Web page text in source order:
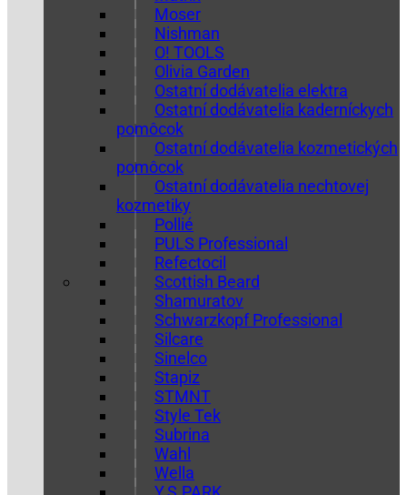
Moser
Nishman
O! TOOLS
Olivia Garden
Ostatní dodávatelia elektra
Ostatní dodávatelia kaderníckych
pomôcok
Ostatní dodávatelia kozmetických
pomôcok
Ostatní dodávatelia nechtovej
kozmetiky
Pollié
PULS Professional
Refectocil
Scottish Beard
Shamuratov
Schwarzkopf Professional
Silcare
Sinelco
Stapiz
STMNT
Style Tek
Subrina
Wahl
Wella